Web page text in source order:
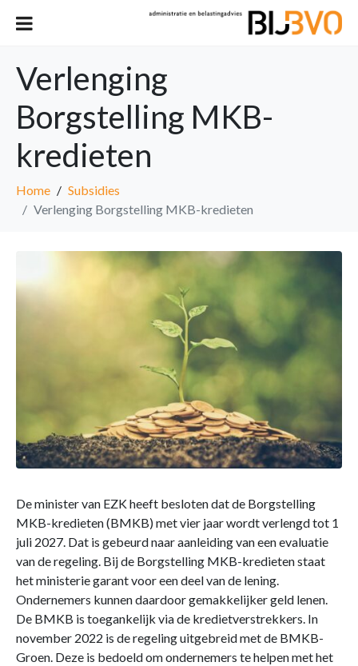
Verlenging
Borgstelling MKB-
kredieten
Home
Subsidies
Verlenging Borgstelling MKB-kredieten
De minister van EZK heeft besloten dat de Borgstelling
MKB-kredieten (BMKB) met vier jaar wordt verlengd tot 1
juli 2027. Dat is gebeurd naar aanleiding van een evaluatie
van de regeling. Bij de Borgstelling MKB-kredieten staat
het ministerie garant voor een deel van de lening.
Ondernemers kunnen daardoor gemakkelijker geld lenen.
De BMKB is toegankelijk via de kredietverstrekkers. In
november 2022 is de regeling uitgebreid met de BMKB-
Groen. Deze is bedoeld om ondernemers te helpen met het